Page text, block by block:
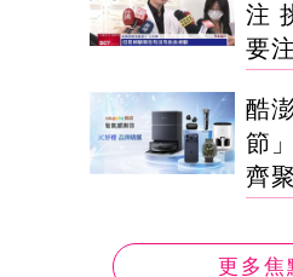
注
要
酷
節
齊聚
更多焦